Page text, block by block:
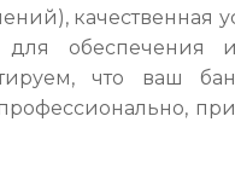
качественная
для обеспечения
что ваш